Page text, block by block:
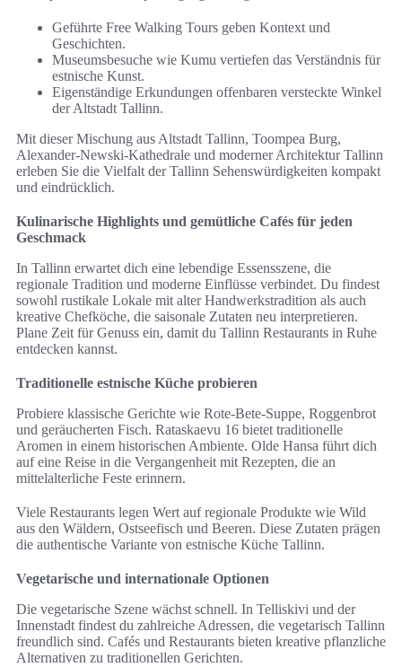
Geführte Free Walking Tours geben Kontext und
Geschichten.
Museumsbesuche wie Kumu vertiefen das Verständnis für
estnische Kunst.
Eigenständige Erkundungen offenbaren versteckte Winkel
der Altstadt Tallinn.
Mit dieser Mischung aus Altstadt Tallinn, Toompea Burg,
Alexander-Newski-Kathedrale und moderner Architektur Tallinn
erleben Sie die Vielfalt der Tallinn Sehenswürdigkeiten kompakt
und eindrücklich.
Kulinarische Highlights und gemütliche Cafés für jeden
Geschmack
In Tallinn erwartet dich eine lebendige Essensszene, die
regionale Tradition und moderne Einflüsse verbindet. Du findest
sowohl rustikale Lokale mit alter Handwerkstradition als auch
kreative Chefköche, die saisonale Zutaten neu interpretieren.
Plane Zeit für Genuss ein, damit du Tallinn Restaurants in Ruhe
entdecken kannst.
Traditionelle estnische Küche probieren
Probiere klassische Gerichte wie Rote-Bete-Suppe, Roggenbrot
und geräucherten Fisch. Rataskaevu 16 bietet traditionelle
Aromen in einem historischen Ambiente. Olde Hansa führt dich
auf eine Reise in die Vergangenheit mit Rezepten, die an
mittelalterliche Feste erinnern.
Viele Restaurants legen Wert auf regionale Produkte wie Wild
aus den Wäldern, Ostseefisch und Beeren. Diese Zutaten prägen
die authentische Variante von estnische Küche Tallinn.
Vegetarische und internationale Optionen
Die vegetarische Szene wächst schnell. In Telliskivi und der
Innenstadt findest du zahlreiche Adressen, die vegetarisch Tallinn
freundlich sind. Cafés und Restaurants bieten kreative pflanzliche
Alternativen zu traditionellen Gerichten.